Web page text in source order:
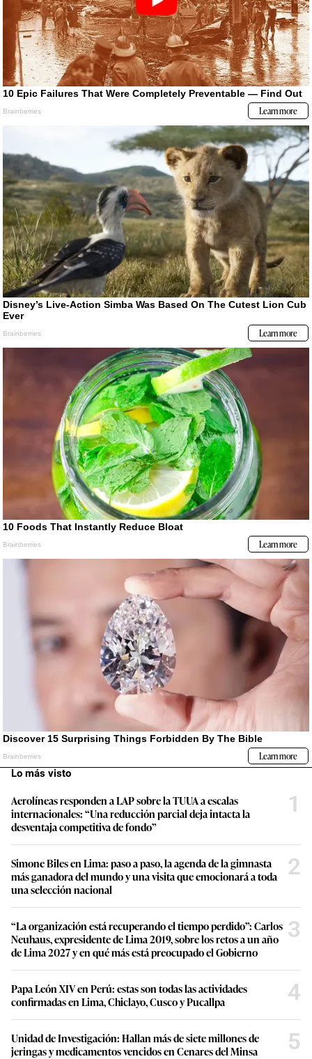
Lo más visto
Aerolíneas responden a LAP sobre la TUUA a escalas
internacionales: “Una reducción parcial deja intacta la
desventaja competitiva de fondo”
1
Simone Biles en Lima: paso a paso, la agenda de la gimnasta
más ganadora del mundo y una visita que emocionará a toda
una selección nacional
2
“La organización está recuperando el tiempo perdido”: Carlos
Neuhaus, expresidente de Lima 2019, sobre los retos a un año
de Lima 2027 y en qué más está preocupado el Gobierno
3
Papa León XIV en Perú: estas son todas las actividades
confirmadas en Lima, Chiclayo, Cusco y Pucallpa
4
Unidad de Investigación: Hallan más de siete millones de
jeringas y medicamentos vencidos en Cenares del Minsa
5